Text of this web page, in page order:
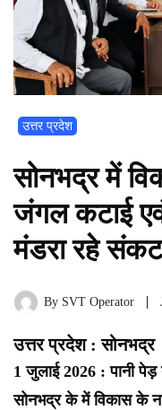
उत्तर प्रदेश
सोनभद्र में
जंगल कटाई एवं
मंडरा रहे
By SVT Operator
उत्तर प्रदेश : सोनभद्र
1 जुलाई 2026 : पानी पेड़
सोनभद्र के में विकास के